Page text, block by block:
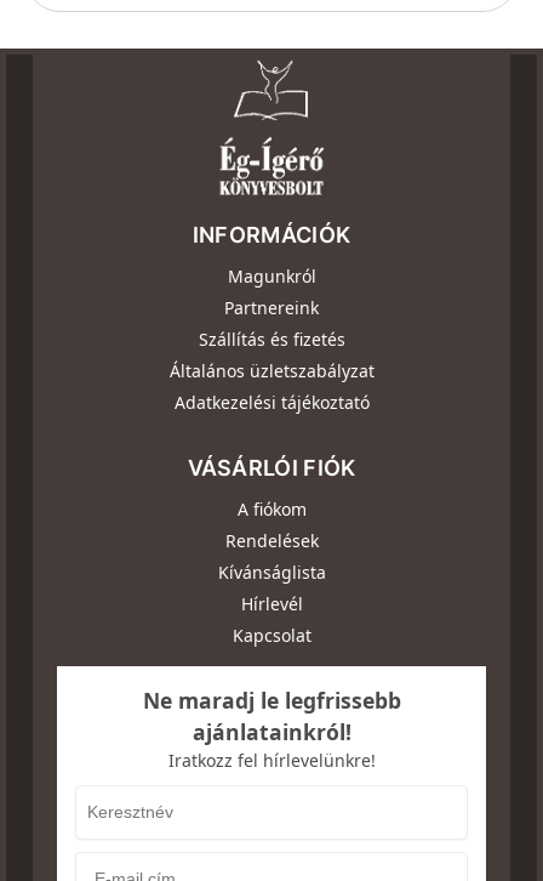
INFORMÁCIÓK
Magunkról
Partnereink
Szállítás és fizetés
Általános üzletszabályzat
Adatkezelési tájékoztató
VÁSÁRLÓI FIÓK
A fiókom
Rendelések
Kívánságlista
Hírlevél
Kapcsolat
Ne maradj le legfrissebb
ajánlatainkról!
Iratkozz fel hírlevelünkre!